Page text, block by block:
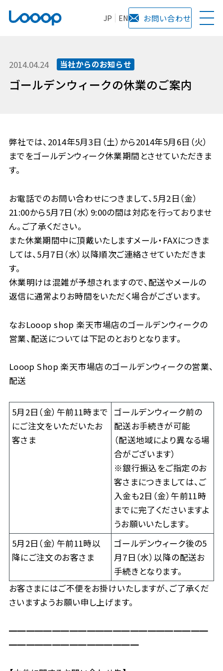
JP EN お問い合わせ
2014.04.24 当社からのお知らせ
ゴールデンウィークの休業のご案内
弊社では、2014年5月3日（土）から2014年5月6日（火）
までをゴールデンウィーク休業期間とさせていただきま
す。
お電話でのお問い合わせにつきまして、5月2日（金）
21:00から5月7日（水）9:00の間は対応を行っておりませ
ん。ご了承ください。
また休業期間中に頂戴いたしますメール・FAXにつきま
しては、5月7日（水）以降順次ご連絡させていただきま
す。
休業明けは混雑が予想されますので、配送やメールの
返信に通常よりお時間をいただく場合がございます。
なおLooop shop 楽天市場店のゴールデンウィークの
営業、配送については下記のとおりとなります。
Looop Shop 楽天市場店のゴールデンウィークの営業、
配送
5月2日（金）午前11時まで
にご注文をいただいたお
客さま
ゴールデンウィーク前の
配送お手続きが可能
（配送地域により異なる場
合がございます）
※銀行振込をご指定のお
客さまにつきましては、ご
入金も2日（金）午前11時
までに完了くださいますよ
うお願いいたします。
5月2日（金）午前11時以
降にご注文のお客さま
ゴールデンウィーク後の5
月7日（水）以降の配送お
手続きとなります。
お客さまにはご不便をお掛けいたしますが、ご了承くだ
さいますようお願い申し上げます。
━━━━━━━━━━━━━━━━━━━━━━━
━━━━━━━━━━━━━━━